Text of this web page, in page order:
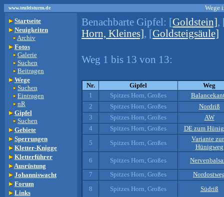
www.teufelsturm.de
Wege
Startseite
Neuigkeiten
Archiv
Fotos
Galerie
Suchen
Beitragen
Wege
Suchen
Eintragen
nR
Gipfel
Suchen
Gebiete
Sperrungen
Kletter-Knigge
Kletterführer
Ausrüstung
Johanniswacht
Forum
Links
Benachbarte Gipfel: [Goldstein],
Horn, Kleines], [Goldsteigsäule]
Weg 1 bis 13 von 13:
Nr. Gipfel
Weg
1
Spitzes Horn, Großes
2
Spitzes Horn, Großes
Nordriß
3
Spitzes Horn, Großes
AW
4
Spitzes Horn, Großes
DE zum
5
Spitzes Horn, Großes
Variante
Hünigweg
6
Spitzes Horn, Großes
7
Spitzes Horn, Großes
8
Spitzes Horn, Großes
Südriß